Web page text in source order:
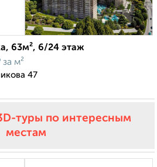
63м², 6/24 этаж
за м²
47
туры по интересным
местам